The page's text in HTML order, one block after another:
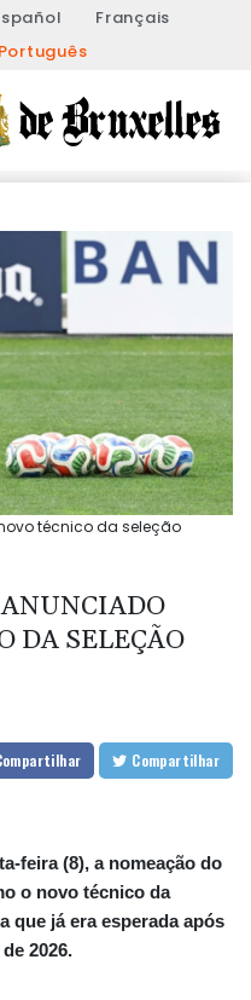
Français
Português
técnico da seleção
DA SELEÇÃO
Compartilhar
feira (8), a nomeação do
o novo técnico da
que já era esperada após
2026.